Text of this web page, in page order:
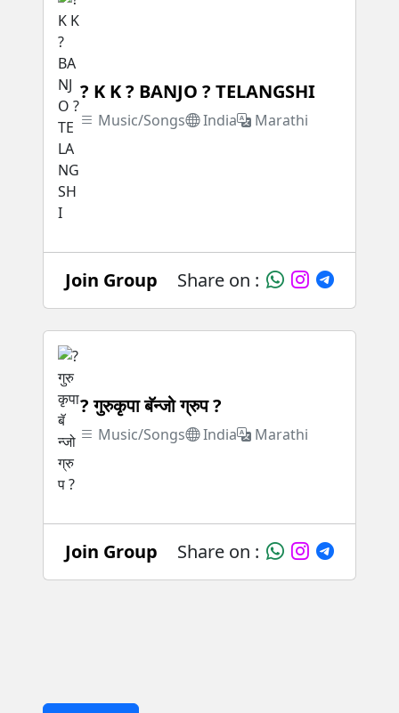
? K K ? BANJO ? TELANGSHI
Music/Songs India Marathi
Join Group Share on :
? गुरुकृपा बॅन्जो ग्रुप ?
Music/Songs India Marathi
Join Group Share on :